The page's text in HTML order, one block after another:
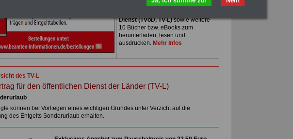
finden im Portal PDF-SERVICEauch
Dienst (TVöD, TV-L)sowie weitere
10 Bücher bzw. eBooks zum
herunterladen, lesen und
ausdrucken. Mehr Infos
des TV-L
für den öffentlichen Dienst der Länder (TV-L)
können bei Vorliegen eines wichtigen Grundes unter Verzicht auf die
des Entgelts Sonderurlaub erhalten.